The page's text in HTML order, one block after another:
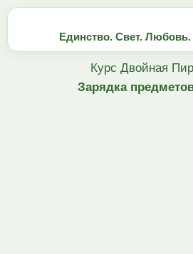
Единство. Свет. Любовь.
Курс Двойная
Зарядка